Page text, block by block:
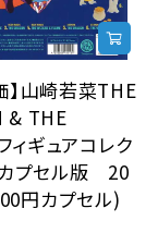
】山崎若菜THE
& THE
ィギュアコレク
プセル版 20
円カプセル)